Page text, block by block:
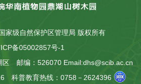
家级自然保护区管理局 版权所有
备05002857号-1
区
邮编：526070 Email:dhs@scib.ac.cn
科普教育热线：0758－2624396